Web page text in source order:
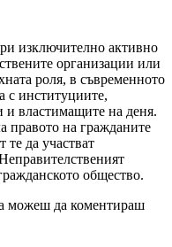
изключително активно
организации или
роля, в съвременното
с институциите,
и властимащите на деня.
правото на гражданите
те да участват
общество.
можеш да коментираш